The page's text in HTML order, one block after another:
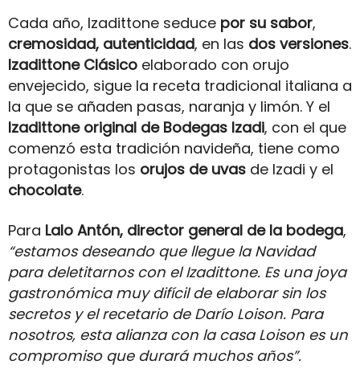
Cada año, Izadittone seduce por su sabor,
cremosidad, autenticidad, en las dos versiones.
Izadittone Clásico elaborado con orujo
envejecido, sigue la receta tradicional italiana a
la que se añaden pasas, naranja y limón. Y el
Izadittone original de Bodegas Izadi, con el que
comenzó esta tradición navideña, tiene como
protagonistas los orujos de uvas de Izadi y el
chocolate.
Para Lalo Antón, director general de la bodega,
“estamos deseando que llegue la Navidad
para deletitarnos con el Izadittone. Es una joya
gastronómica muy difícil de elaborar sin los
secretos y el recetario de Darío Loison. Para
nosotros, esta alianza con la casa Loison es un
compromiso que durará muchos años”.